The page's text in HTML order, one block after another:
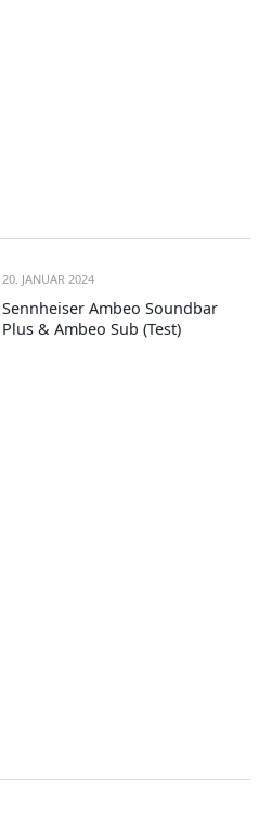
20. JANUAR 2024
Sennheiser Ambeo Soundbar
Plus & Ambeo Sub (Test)